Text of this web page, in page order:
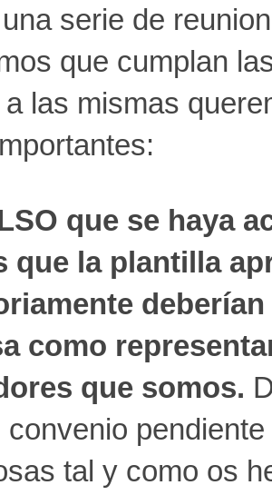
serie de
que cumplan
las mismas
que se haya
que la plantilla
como
que somos.
convenio
tal y como os